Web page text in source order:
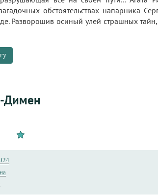
обстоятельствах напарника
Разворошив осиный улей страшных
Димен